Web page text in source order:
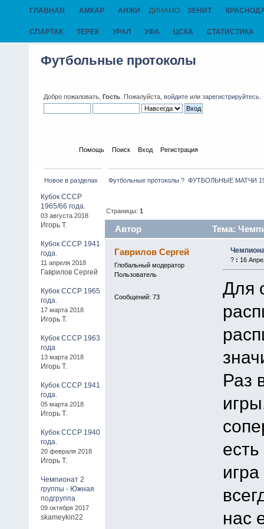
ГЛАВНАЯ АМКАР АНЖИ ДИНАМО ЗЕНИТ
СПАРТАК ТЕРЕК УРАЛ УФА ЦСКА СТАТИСТИКА
Футбольные протоколы
Добро пожаловать, Гость . Пожалуйста, войдите или зарегистрируйтесь
Помощь Поиск Вход Регистрация
Новое в разделах
Кубок СССР
1965/66 года.
03 августа 2018
Игорь Т.
Кубок СССР 1941
года.
11 апреля 2018
Гаврилов Сергей
Кубок СССР 1965
года.
17 марта 2018
Игорь Т.
Кубок СССР 1963
года
13 марта 2018
Игорь Т.
Кубок СССР 1941
года.
05 марта 2018
Игорь Т.
Кубок СССР 1940
года.
20 февраля 2018
Игорь Т.
Чемпионат 2
группы - Южная
подгруппа
09 октября 2017
skameykin22
Футбольные протоколы ? ФУТБОЛЬНЫЕ МАТЧИ
Страницы:1
Автор Тема:
Гаврилов Сергей
Глобальный модератор
Пользователь
Сообщений: 73
? : 16
Для
Раз
нас